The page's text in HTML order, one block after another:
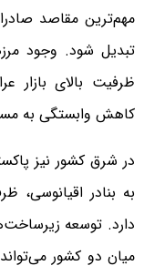
مهم‌ترین مقاصد
تبدیل شود. وجود
ظرفیت بالای بازار
کاهش وابستگی به
در شرق کشور نیز
به بنادر اقیانوسی،
دارد. توسعه
میان دو کشور